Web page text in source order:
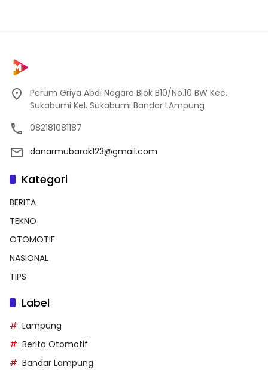
Perum Griya Abdi Negara Blok B10/No.10 BW Kec.
Sukabumi Kel. Sukabumi Bandar LAmpung
082181081187
danarmubarak123@gmail.com
Kategori
BERITA
TEKNO
OTOMOTIF
NASIONAL
TIPS
Label
Lampung
Berita Otomotif
Bandar Lampung